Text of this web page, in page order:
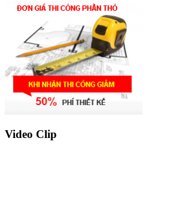
Video Clip